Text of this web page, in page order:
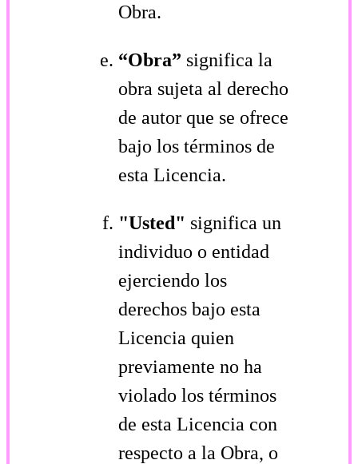
Obra.
“Obra” significa la
obra sujeta al derecho
de autor que se ofrece
bajo los términos de
esta Licencia.
"Usted" significa un
individuo o entidad
ejerciendo los
derechos bajo esta
Licencia quien
previamente no ha
violado los términos
de esta Licencia con
respecto a la Obra, o